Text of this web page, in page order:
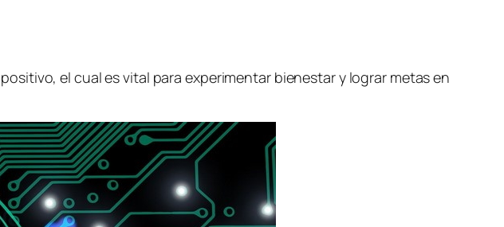
el cual es vital para experimentar bienestar y lograr metas en